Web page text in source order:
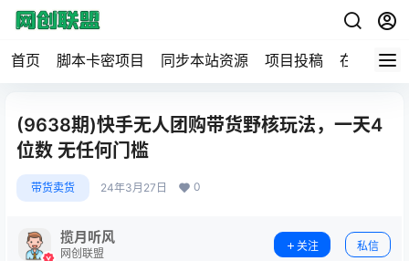
首页 脚本卡密项目 同步本站资源 项目投稿 在线工具
(9638期)快手无人团购带货野核玩法，一天4
位数 无任何门槛
带货卖货 24年3月27日 0
揽月听风
网创联盟
关注 私信